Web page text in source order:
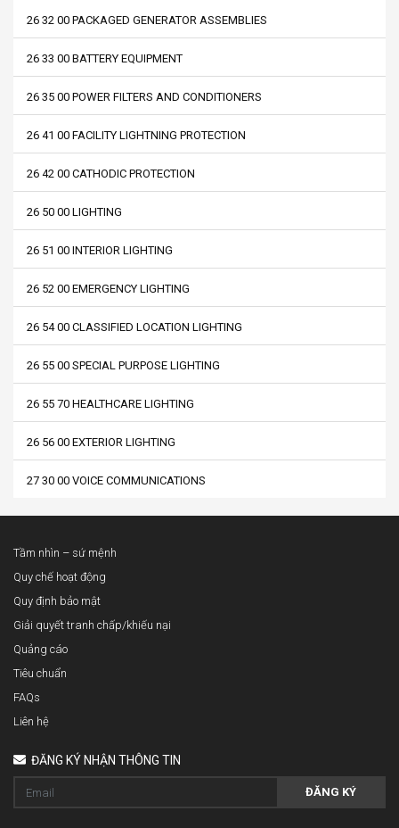
26 32 00 PACKAGED GENERATOR ASSEMBLIES
26 33 00 BATTERY EQUIPMENT
26 35 00 POWER FILTERS AND CONDITIONERS
26 41 00 FACILITY LIGHTNING PROTECTION
26 42 00 CATHODIC PROTECTION
26 50 00 LIGHTING
26 51 00 INTERIOR LIGHTING
26 52 00 EMERGENCY LIGHTING
26 54 00 CLASSIFIED LOCATION LIGHTING
26 55 00 SPECIAL PURPOSE LIGHTING
26 55 70 HEALTHCARE LIGHTING
26 56 00 EXTERIOR LIGHTING
27 30 00 VOICE COMMUNICATIONS
Tầm nhìn – sứ mệnh
Quy chế hoạt động
Quy định bảo mật
Giải quyết tranh chấp/khiếu nại
Quảng cáo
Tiêu chuẩn
FAQs
Liên hệ
ĐĂNG KÝ NHẬN THÔNG TIN
ĐĂNG KÝ